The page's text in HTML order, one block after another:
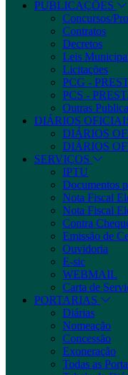
PUBLICAÇÕES
Concursos/
Contratos
Decretos
Leis
Licitações
PCG -
PCS -
Outras
DIÁRIOS
DIÁRIOS
DIÁRIOS
SERVIÇOS
IPTU
Documentos
Nota Fiscal
Nota Fiscal
Contra
Emissão de
Ouvidoria
E-sic
WEBMAIL
Carta de
PORTARIAS
Diárias
Nomeação
Concessão
Exoneração
Todas as